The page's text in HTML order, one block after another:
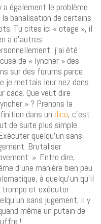
a également le problème
la banalisation de certains
Tu cites ici « otage », il
a d’autres.
j’ai été
de « lyncher » des
sur des forums parce
je mettais leur nez dans
caca. Que veut dire
» ? Prenons la
dans un dico, c’est
de suite plus simple :
quelqu’un sans
Brutaliser
». Entre dire,
d’une manière bien peu
à quelqu’un qu’il
trompe et exécuter
sans jugement, il y
même un putain de
!